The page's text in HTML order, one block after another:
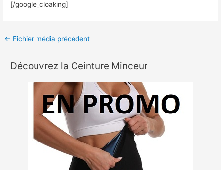
[/google_cloaking]
← Fichier média précédent
Découvrez la Ceinture Minceur